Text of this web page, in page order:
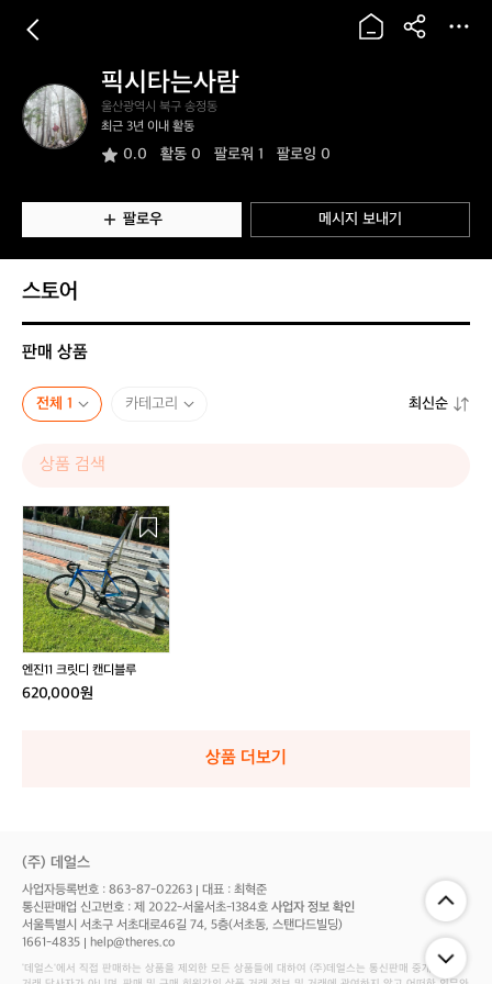
픽
시
타
람
픽시타는사람
울산광역시 북구 송정동
최근 3년 이내 활동
0.0 활동 0 팔로워 1 팔로잉 0
팔로우 메시지 보내기
스토어
판매 상품
전체 1 카테고리 최신순
엔
진
1
1
크
릿
디
캔
디
블
엔진11 크릿디 캔디블루
620,000원
상품 더보기
(주) 데얼스
사업자등록번호 : 863-87-02263 대표 : 최혁준
통신판매업 신고번호 : 제 2022-서울서초-1384호 사업자 정보 확인
서울특별시 서초구 서초대로46길 74, 5층(서초동, 스탠다드빌딩)
1661-4835
help@theres.co
‘데얼스'에서 직접 판매하는 상품을 제외한 모든 상품들에 대하여 (주)데얼스는 통신판매 중개자로서